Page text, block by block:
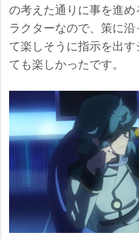
の考えた通りに事を進
ラクターなので、策に
て楽しそうに指示を出
ても楽しかったです。